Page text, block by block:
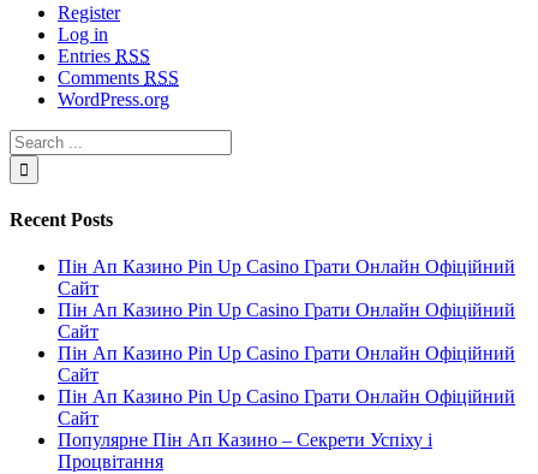
Register
Log in
Entries RSS
Comments RSS
WordPress.org
Recent Posts
Пін Ап Казино Pin Up Casino Грати Онлайн Офіційний
Сайт
Пін Ап Казино Pin Up Casino Грати Онлайн Офіційний
Сайт
Пін Ап Казино Pin Up Casino Грати Онлайн Офіційний
Сайт
Пін Ап Казино Pin Up Casino Грати Онлайн Офіційний
Сайт
Популярне Пін Ап Казино – Секрети Успіху і
Процвітання